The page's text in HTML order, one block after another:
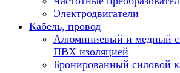
Электродвигатели
Кабель, провод
Алюминиевый и медный
ПВХ изоляцией
Бронированный силовой